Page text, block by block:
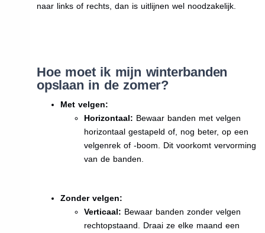
naar links of rechts, dan is uitlijnen wel noodzakelijk.
Hoe moet ik mijn winterbanden
opslaan in de zomer?
Met velgen:
Horizontaal: Bewaar banden met velgen
horizontaal gestapeld of, nog beter, op een
velgenrek of -boom. Dit voorkomt vervorming
van de banden.
Zonder velgen:
Verticaal: Bewaar banden zonder velgen
rechtopstaand. Draai ze elke maand een